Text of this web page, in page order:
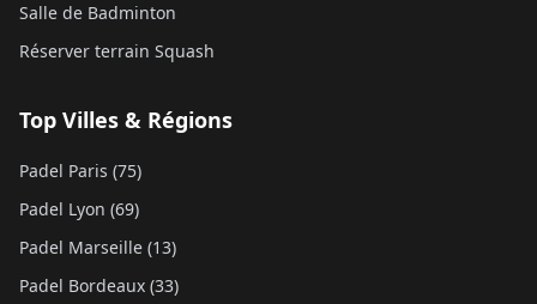
Salle de Badminton
Réserver terrain Squash
Top Villes & Régions
Padel Paris (75)
Padel Lyon (69)
Padel Marseille (13)
Padel Bordeaux (33)